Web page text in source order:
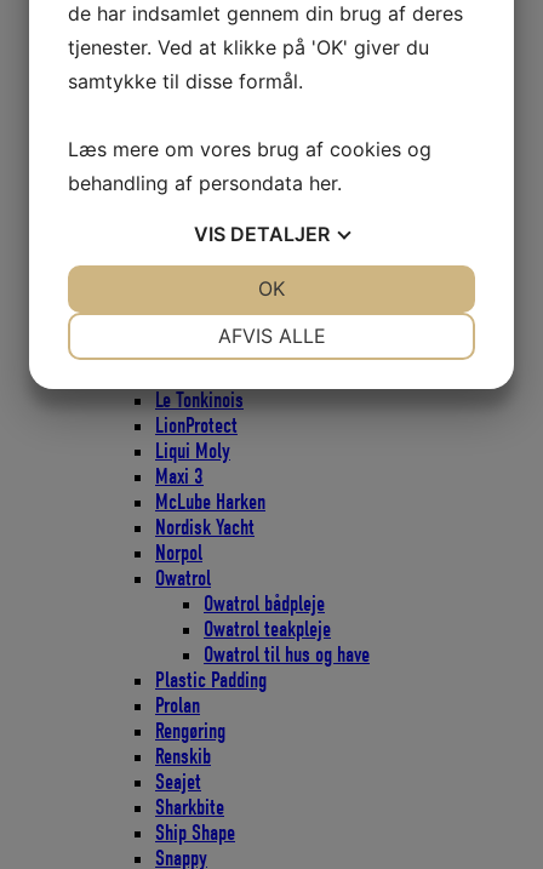
Brændstoftanke -Sensorer
Bundprop - Lænseprop
Bøger
Bådbørste
1852
3M produkter
Autosol
Bardahl
BioCool
CRC
International
Le Tonkinois
LionProtect
Liqui Moly
Maxi 3
McLube Harken
Nordisk Yacht
Norpol
Owatrol
Owatrol bådpleje
Owatrol teakpleje
Owatrol til hus og have
Plastic Padding
Prolan
Rengøring
Renskib
Seajet
Sharkbite
Ship Shape
Snappy
de har indsamlet gennem din brug af deres
tjenester. Ved at klikke på 'OK' giver du
samtykke til disse formål.
Læs mere om vores brug af cookies og
behandling af persondata her.
VIS DETALJER
MARKETING
AFVIS ALLE
OK